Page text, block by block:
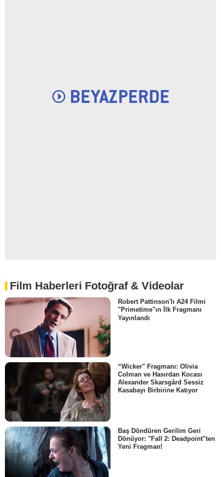
Film Haberleri Fotoğraf & Videolar
Robert Pattinson'lı A24 Filmi
"Primetime"ın İlk Fragmanı
Yayınlandı
“Wicker" Fragmanı: Olivia
Colman ve Hasırdan Kocası
Alexander Skarsgård Sessiz
Kasabayı Birbirine Katıyor
Baş Döndüren Gerilim Geri
Dönüyor: "Fall 2: Deadpoint"ten
Yeni Fragman!